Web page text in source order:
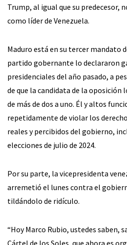
Trump, al igual que su predecesor,
como líder de Venezuela.
Maduro está en su tercer mandato
partido gobernante lo declararon
presidenciales del año pasado, a
de que la candidata de la
de más de dos a uno. Él y altos
repetidamente de violar los
reales y percibidos del gobierno,
elecciones de julio de 2024.
Por su parte, la vicepresidenta
arremetió el lunes contra el
tildándolo de ridículo.
“Hoy Marco Rubio, ustedes saben,
Cártel de los Soles, que ahora es